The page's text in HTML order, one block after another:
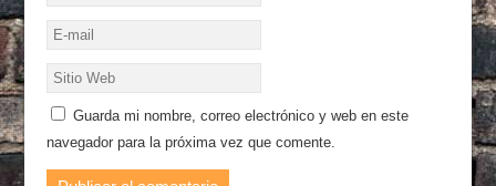
Guarda mi nombre, correo electrónico y web en este
navegador para la próxima vez que comente.